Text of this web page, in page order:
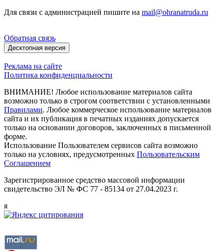
Для связи с администрацией пишите на mail@ohranatruda.ru
Обратная связь
Десктопная версия
Реклама на сайте
Политика конфиденциальности
ВНИМАНИЕ! Любое использование материалов сайта
возможно только в строгом соответствии с установленными
Правилами. Любое коммерческое использование материалов
сайта и их публикация в печатных изданиях допускается
только на основании договоров, заключенных в письменной
форме.
Использование Пользователем сервисов сайта возможно
только на условиях, предусмотренных Пользовательским
Соглашением
Зарегистрированное средство массовой информации
свидетельство ЭЛ № ФС 77 - 85134 от 27.04.2023 г.
я